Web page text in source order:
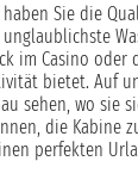
Sie die
im Casino oder
bietet. Auf
sehen, wo sie
die Kabine
perfekten